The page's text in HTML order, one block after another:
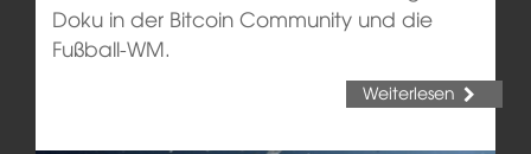
Doku in der Bitcoin Community und die
Fußball-WM.
Weiterlesen